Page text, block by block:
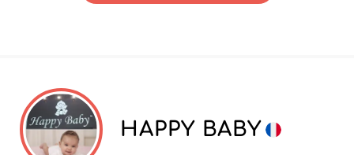
HAPPY BABY